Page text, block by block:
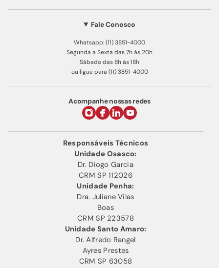
Fale Conosco
Whatsapp: (11) 3851-4000
Segunda a Sexta das 7h às 20h
Sábado das 8h às 18h
ou ligue para (11) 3851-4000
Acompanhe nossas redes
Responsáveis Técnicos
Unidade Osasco:
Dr. Diogo Garcia
CRM SP 112026
Unidade Penha:
Dra. Juliane Vilas
Boas
CRM SP 223578
Unidade Santo Amaro:
Dr. Alfredo Rangel
Ayres Prestes
CRM SP 63058